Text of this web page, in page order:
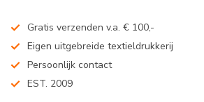
Gratis verzenden v.a. € 100,-
Eigen uitgebreide textieldrukkerij
Persoonlijk contact
EST. 2009